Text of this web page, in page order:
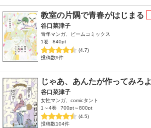
教室の片隅で青春がはじまる
谷口菜津子
青年マンガ、ビームコミックス
1巻
840pt
(4.7)
投稿数9件
じゃあ、あんたが作ってみろよ
谷口菜津子
女性マンガ、comicタント
1～4巻
700pt～800pt
(4.5)
投稿数104件